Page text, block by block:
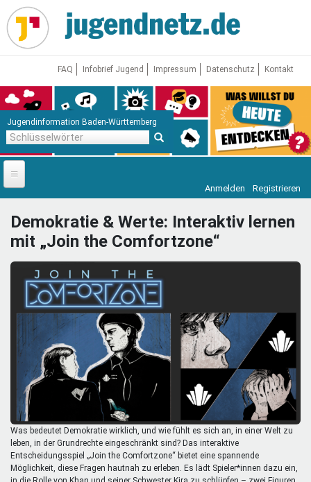
Direkt
zum
Inhalt
FAQ Infobrief Jugend Impressum Datenschutz Kontakt
Jugendinformation Baden-Württemberg
Startseite
News
Jugendnetz
Freizeit & Reisen
Mentoren & Projekte
Schule & Beruf
Demokratie & Beteiligung
Vor Ort
Anmelden Registrieren
Demokratie & Werte: Interaktiv lernen
mit „Join the Comfortzone“
Was bedeutet Demokratie wirklich, und wie fühlt es sich an, in einer Welt zu
leben, in der Grundrechte eingeschränkt sind? Das interaktive
Entscheidungsspiel „Join the Comfortzone“ bietet eine spannende
Möglichkeit, diese Fragen hautnah zu erleben. Es lädt Spieler*innen dazu ein,